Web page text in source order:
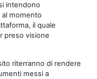
intendono
momento
il quale
preso visione
riterranno di rendere
messi a